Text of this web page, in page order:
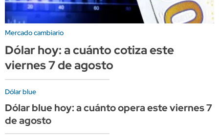
Mercado cambiario
Dólar hoy: a cuánto cotiza este
viernes 7 de agosto
Dólar blue
Dólar blue hoy: a cuánto opera este viernes 7
de agosto